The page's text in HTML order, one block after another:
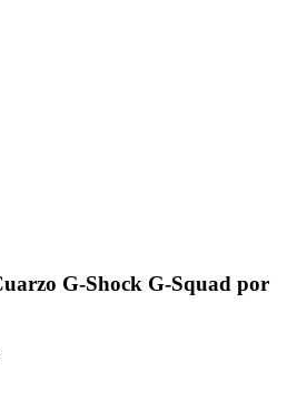
G-Shock G-Squad por